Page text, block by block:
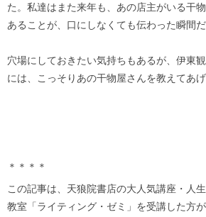
た。私達はまた来年も、あの店主がいる干
あることが、口にしなくても伝わった瞬間だ
穴場にしておきたい気持ちもあるが、伊東
には、こっそりあの干物屋さんを教えてあげ
＊＊＊＊
この記事は、天狼院書店の大人気講座・人
教室「ライティング・ゼミ」を受講した方